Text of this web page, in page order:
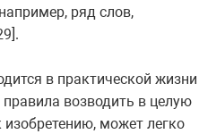
ряд слов,
в практической жизни
возводить в целую
может легко